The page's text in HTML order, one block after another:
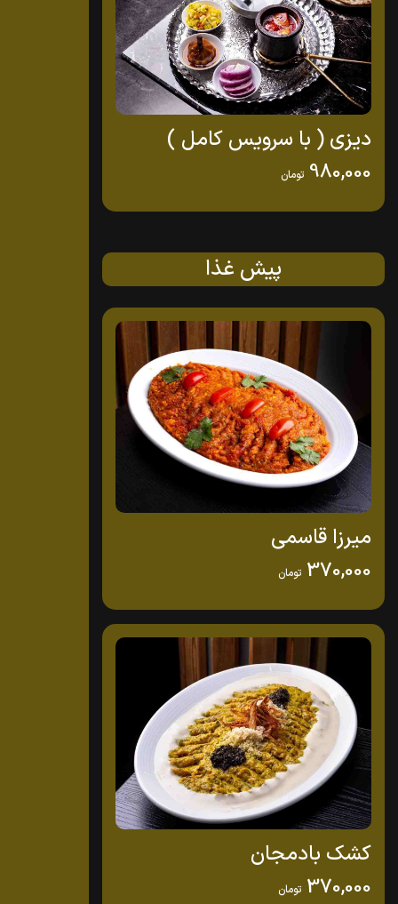
دیزی ( با سرویس کامل )
980,000 تومان
پیش غذا
میرزا قاسمی
370,000 تومان
کشک بادمجان
370,000 تومان